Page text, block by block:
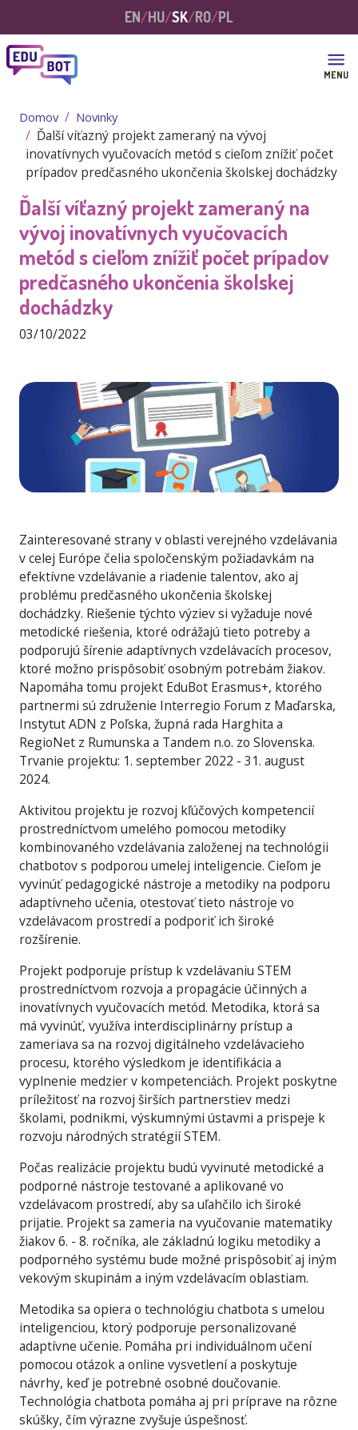
Skočiť na hlavný obsah
MENU
EN HU SK RO PL
Domov Novinky
Ďalší víťazný projekt zameraný na vývoj
inovatívnych vyučovacích metód s cieľom znížiť počet
prípadov predčasného ukončenia školskej dochádzky
Ďalší víťazný projekt zameraný na
vývoj inovatívnych vyučovacích
metód s cieľom znížiť počet prípadov
predčasného ukončenia školskej
dochádzky
03/10/2022
Zainteresované strany v oblasti verejného vzdelávania
v celej Európe čelia spoločenským požiadavkám na
efektívne vzdelávanie a riadenie talentov, ako aj
problému predčasného ukončenia školskej
dochádzky. Riešenie týchto výziev si vyžaduje nové
metodické riešenia, ktoré odrážajú tieto potreby a
podporujú šírenie adaptívnych vzdelávacích procesov,
ktoré možno prispôsobiť osobným potrebám žiakov.
Napomáha tomu projekt EduBot Erasmus+, ktorého
partnermi sú združenie Interregio Forum z Maďarska,
Instytut ADN z Poľska, župná rada Harghita a
RegioNet z Rumunska a Tandem n.o. zo Slovenska.
Trvanie projektu: 1. september 2022 - 31. august
2024.
Aktivitou projektu je rozvoj kľúčových kompetencií
prostredníctvom umelého pomocou metodiky
kombinovaného vzdelávania založenej na technológii
chatbotov s podporou umelej inteligencie. Cieľom je
vyvinúť pedagogické nástroje a metodiky na podporu
adaptívneho učenia, otestovať tieto nástroje vo
vzdelávacom prostredí a podporiť ich široké
rozšírenie.
Projekt podporuje prístup k vzdelávaniu STEM
prostredníctvom rozvoja a propagácie účinných a
inovatívnych vyučovacích metód. Metodika, ktorá sa
má vyvinúť, využíva interdisciplinárny prístup a
zameriava sa na rozvoj digitálneho vzdelávacieho
procesu, ktorého výsledkom je identifikácia a
vyplnenie medzier v kompetenciách. Projekt poskytne
príležitosť na rozvoj širších partnerstiev medzi
školami, podnikmi, výskumnými ústavmi a prispeje k
rozvoju národných stratégií STEM.
Počas realizácie projektu budú vyvinuté metodické a
podporné nástroje testované a aplikované vo
vzdelávacom prostredí, aby sa uľahčilo ich široké
prijatie. Projekt sa zameria na vyučovanie matematiky
žiakov 6. - 8. ročníka, ale základnú logiku metodiky a
podporného systému bude možné prispôsobiť aj iným
vekovým skupinám a iným vzdelávacím oblastiam.
Metodika sa opiera o technológiu chatbota s umelou
inteligenciou, ktorý podporuje personalizované
adaptívne učenie. Pomáha pri individuálnom učení
pomocou otázok a online vysvetlení a poskytuje
návrhy, keď je potrebné osobné doučovanie.
Technológia chatbota pomáha aj pri príprave na rôzne
skúšky, čím výrazne zvyšuje úspešnosť.